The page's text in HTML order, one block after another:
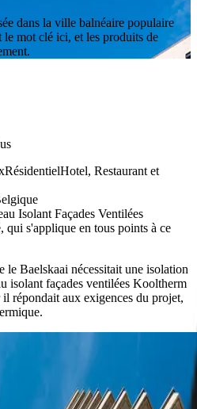
dans la ville balnéaire populaire
le mot clé ici, et les produits de
RésidentielHotel, Restaurant et
Isolant Façades Ventilées
qui s'applique en tous points à ce
le Baelskaai nécessitait une isolation
isolant façades ventilées Kooltherm
répondait aux exigences du projet,